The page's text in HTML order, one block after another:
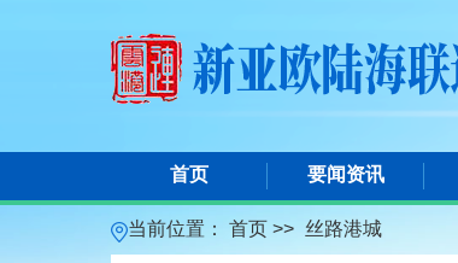
首页 要闻资讯
当前位置： 首页 >> 丝路港城